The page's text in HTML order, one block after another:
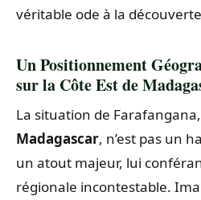
véritable ode à la
Un Positionnement
sur la Côte Est de
La situation de
Madagascar, n’est pas un
un atout majeur, lui
régionale incontestable.